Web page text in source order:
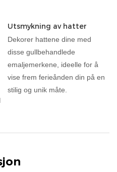
Utsmykning av hatter
Dekorer hattene dine med
disse gullbehandlede
emaljemerkene, ideelle for å
vise frem ferieånden din på en
stilig og unik måte.